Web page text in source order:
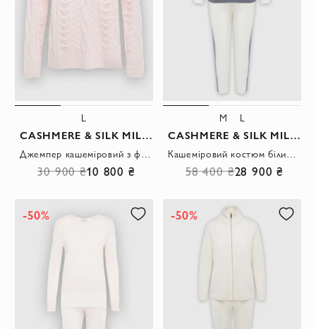
L
CASHMERE & SILK MILANO
30 900 ₴10 800 ₴
M L
CASHMERE & SILK MILANO
58 400 ₴28 900 ₴
-50% -50%